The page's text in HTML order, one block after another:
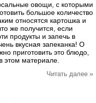
овощи, с которыми
большое количество
относятся картошка и
же получится, если
продукты и запечь в
вкусная запеканка! О
приготовить это блюдо,
этом материале.
Читать далее »